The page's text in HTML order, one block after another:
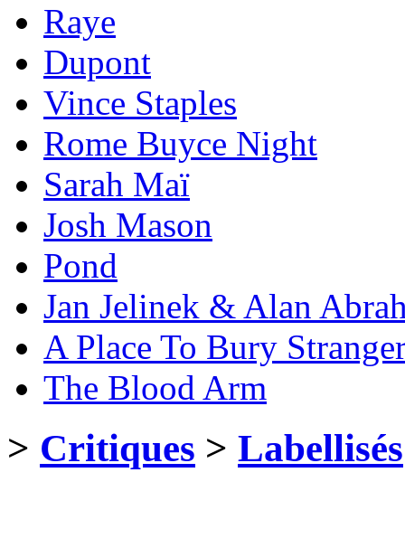
Raye
Dupont
Vince Staples
Rome Buyce Night
Sarah Maï
Josh Mason
Pond
Jan Jelinek & Alan
A Place To Bury
The Blood Arm
> Critiques > Labellisés